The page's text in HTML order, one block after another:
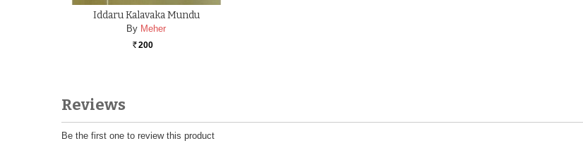
Iddaru Kalavaka Mundu
By Meher
Rs. 200
Reviews
Be the first one to review this product